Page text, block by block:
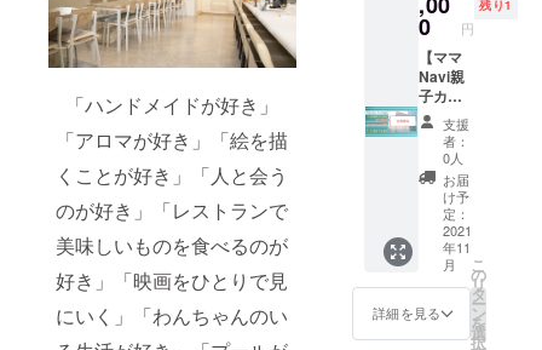
「ハンドメイドが好き」
「アロマが好き」「絵を描
くことが好き」「人と会う
のが好き」「レストランで
美味しいものを食べるのが
好き」「映画をひとりで見
にいく」「わんちゃんのい
価格
10%OF
F。
掲載月
より
12ヶ月
間掲載
させて
いただ
きま
す。
10%OF
F。
掲載月
より
12ヶ月
間掲載
させて
いただ
きま
す。
スポン
サー様
として
「エン
ドロー
ル」掲
載させ
ていた
だきま
す。
https://
youtu.b
e/IVvC-
3r9744
掲載用
のロゴ
をご用
0 円
残り1
【ママ
Navi親
子カ
フェ紹
介動画
エンド
ロール
掲載】
毎月
500名ほ
どの来
客数の
ある、
ママ
Navi親
支援
者：
0人
お届
け予
定：
2021
年11
月
詳細を見る
こ
の
リ
タ
ー
ン
を
選
択